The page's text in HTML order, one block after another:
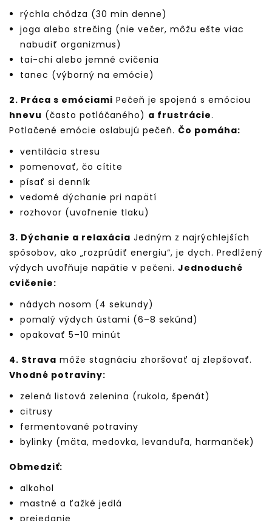
rýchla chôdza (30 min denne)
joga alebo strečing (nie večer, môžu ešte viac
nabudiť organizmus)
tai-chi alebo jemné cvičenia
tanec (výborný na emócie)
2. Práca s emóciami Pečeň je spojená s emóciou
hnevu (často potláčaného) a frustrácie.
Potlačené emócie oslabujú pečeň. Čo pomáha:
ventilácia stresu
pomenovať, čo cítite
písať si denník
vedomé dýchanie pri napätí
rozhovor (uvoľnenie tlaku)
3. Dýchanie a relaxácia Jedným z najrýchlejších
spôsobov, ako „rozprúdiť energiu“, je dych. Predlžený
výdych uvoľňuje napätie v pečeni. Jednoduché
cvičenie:
nádych nosom (4 sekundy)
pomalý výdych ústami (6–8 sekúnd)
opakovať 5–10 minút
4. Strava môže stagnáciu zhoršovať aj zlepšovať.
Vhodné potraviny:
zelená listová zelenina (rukola, špenát)
citrusy
fermentované potraviny
bylinky (mäta, medovka, levanduľa, harmanček)
Obmedziť:
alkohol
mastné a ťažké jedlá